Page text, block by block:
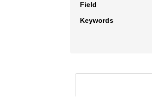
Field
Keywords